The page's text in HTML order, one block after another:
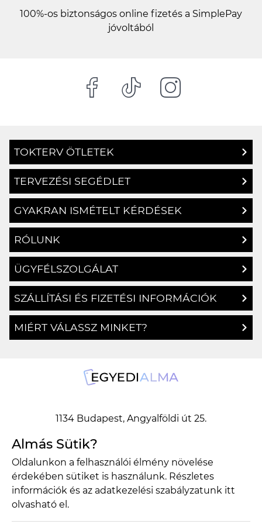
100%-os biztonságos online fizetés a SimplePay
jóvoltából
TOKTERV ÖTLETEK
TERVEZÉSI SEGÉDLET
GYAKRAN ISMÉTELT KÉRDÉSEK
RÓLUNK
ÜGYFÉLSZOLGÁLAT
SZÁLLÍTÁSI ÉS FIZETÉSI INFORMÁCIÓK
MIÉRT VÁLASSZ MINKET?
1134 Budapest, Angyalföldi út 25.
info@egyedialma.hu
1134 Budapest, Angyalföldi út 25.
info@egyedialma.hu
Almás Sütik?
Oldalunkon a felhasználói élmény növelése
érdekében sütiket is használunk. Részletes
információk és az adatkezelési szabályzatunk itt
olvasható el.